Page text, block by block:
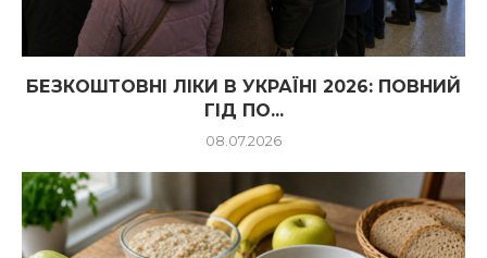
БЕЗКОШТОВНІ ЛІКИ В УКРАЇНІ 2026: ПОВНИЙ
ГІД ПО...
08.07.2026